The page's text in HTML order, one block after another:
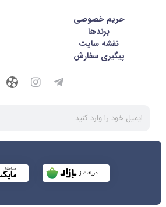
حریم خصوصی
برندها
نقشه سایت
پیگیری سفارش